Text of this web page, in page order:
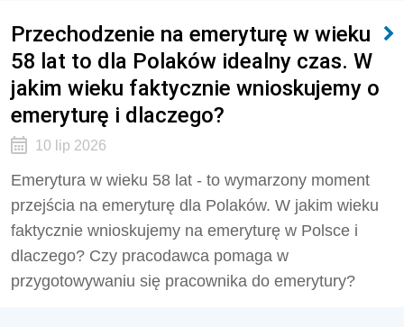
Przechodzenie na emeryturę w wieku
58 lat to dla Polaków idealny czas. W
jakim wieku faktycznie wnioskujemy o
emeryturę i dlaczego?
10 lip 2026
Emerytura w wieku 58 lat - to wymarzony moment
przejścia na emeryturę dla Polaków. W jakim wieku
faktycznie wnioskujemy na emeryturę w Polsce i
dlaczego? Czy pracodawca pomaga w
przygotowywaniu się pracownika do emerytury?